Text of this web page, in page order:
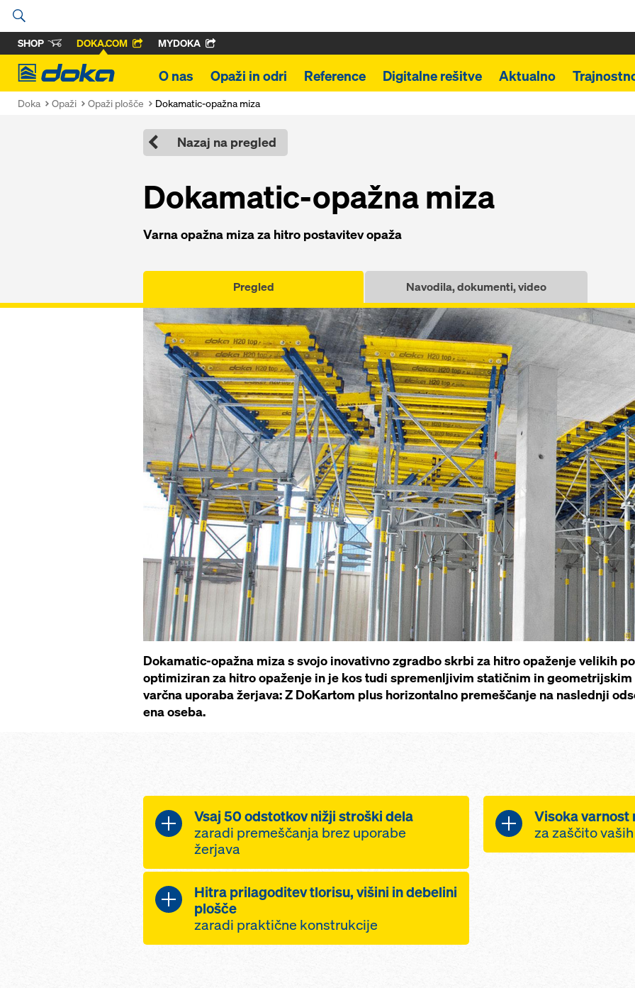
SHOP DOKA.COM MYDOKA
Doka
O nas Opaži in odri Reference Digitalne rešitve Aktualno
Doka Opaži Opaži plošče Dokamatic-opažna miza
Nazaj na pregled
Dokamatic-opažna miza
Varna opažna miza za hitro postavitev opaža
Pregled Navodila, dokumenti, video
Dokamatic-opažna miza s svojo inovativno zgradbo skrbi za hitro opaženje velikih
optimiziran za hitro opaženje in je kos tudi spremenljivim statičnim in
varčna uporaba žerjava: Z DoKartom plus horizontalno premeščanje na naslednji
ena oseba.
Vsaj 50 odstotkov nižji stroški dela
zaradi premeščanja brez uporabe
žerjava
krajši čas gradnje in nižji stroški
montaže zaradi pomika celotnih
enot
Hitra prilagoditev tlorisu, višini in debelini
plošče
zaradi praktične konstrukcije
Visoka varnost
za zaščito